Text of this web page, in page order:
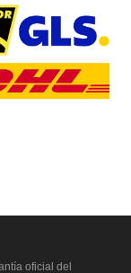
oficial del